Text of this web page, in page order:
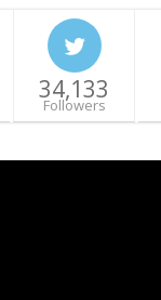
34,133
Followers